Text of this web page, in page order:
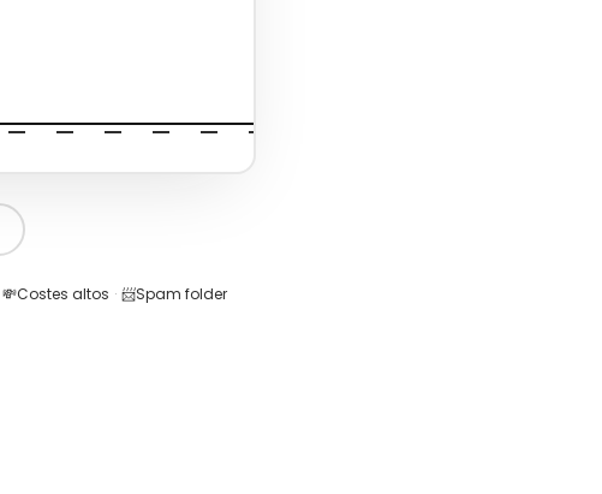
💸Costes altos · 📨Spam folder